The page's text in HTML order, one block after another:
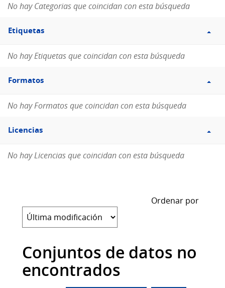
No hay Categorias que coincidan con esta búsqueda
Filtro
Etiquetas
Etiquetas
No hay Etiquetas que coincidan con esta búsqueda
Filtro
Formatos
Formatos
No hay Formatos que coincidan con esta búsqueda
Filtro
Licencias
Licencias
No hay Licencias que coincidan con esta búsqueda
Ordenar por
Conjuntos de datos no
encontrados